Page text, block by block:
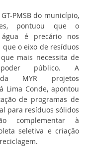
PMSB do município,
pontuou que o
é precário nos
o eixo de resíduos
mais necessita de
público. A
da MYR projetos
Lima Conde, apontou
de programas de
para resíduos sólidos
complementar à
seletiva e criação